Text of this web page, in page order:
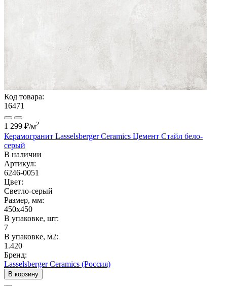
Код товара:
16471
1 299 ₽/м2
Керамогранит Lasselsberger Ceramics Цемент Стайл бело-
серый
В наличии
Артикул:
6246-0051
Цвет:
Светло-серый
Размер, мм:
450x450
В упаковке, шт:
7
В упаковке, м2:
1.420
Бренд:
Lasselsberger Ceramics (Россия)
В корзину